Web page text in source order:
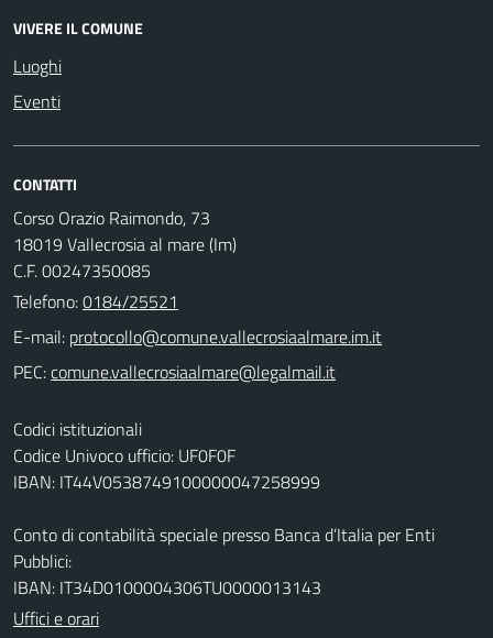
VIVERE IL COMUNE
Luoghi
Eventi
CONTATTI
Corso Orazio Raimondo, 73
18019 Vallecrosia al mare (Im)
C.F. 00247350085
Telefono:0184/25521
E-mail:
PEC:
Codici istituzionali
Codice Univoco ufficio: UF0F0F
IBAN: IT44V0538749100000047258999
Conto di contabilità speciale presso Banca d’Italia per Enti
Pubblici:
IBAN: IT34D0100004306TU0000013143
Uffici e orari